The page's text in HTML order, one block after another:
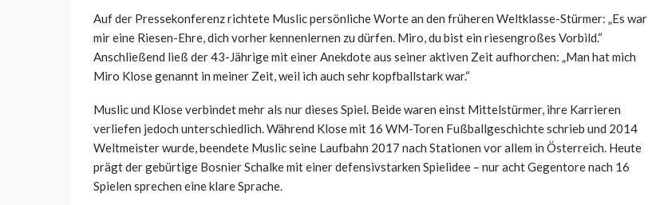
Auf der Pressekonferenz richtete Muslic persönliche Worte an den früheren Weltklasse-Stürmer: „Es war
mir eine Riesen-Ehre, dich vorher kennenlernen zu dürfen. Miro, du bist ein riesengroßes Vorbild.“
Anschließend ließ der 43-Jährige mit einer Anekdote aus seiner aktiven Zeit aufhorchen: „Man hat mich
Miro Klose genannt in meiner Zeit, weil ich auch sehr kopfballstark war.“
Muslic und Klose verbindet mehr als nur dieses Spiel. Beide waren einst Mittelstürmer, ihre Karrieren
verliefen jedoch unterschiedlich. Während Klose mit 16 WM-Toren Fußballgeschichte schrieb und 2014
Weltmeister wurde, beendete Muslic seine Laufbahn 2017 nach Stationen vor allem in Österreich. Heute
prägt der gebürtige Bosnier Schalke mit einer defensivstarken Spielidee – nur acht Gegentore nach 16
Spielen sprechen eine klare Sprache.